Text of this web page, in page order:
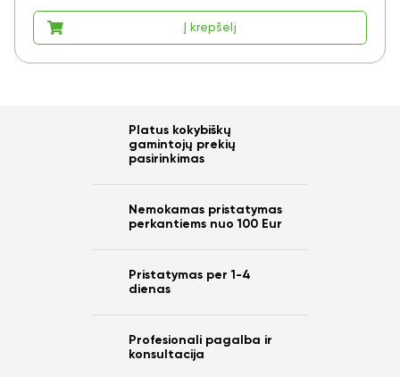
Į krepšelį
Platus kokybiškų
gamintojų prekių
pasirinkimas
Nemokamas pristatymas
perkantiems nuo 100 Eur
Pristatymas per 1-4
dienas
Profesionali pagalba ir
konsultacija